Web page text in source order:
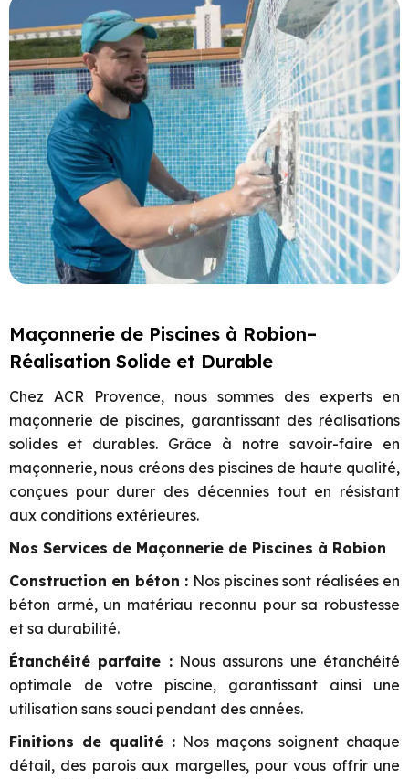
Maçonnerie de Piscines à Robion–
Réalisation Solide et Durable
Chez ACR Provence, nous sommes des experts en
maçonnerie de piscines, garantissant des réalisations
solides et durables. Grâce à notre savoir-faire en
maçonnerie, nous créons des piscines de haute qualité,
conçues pour durer des décennies tout en résistant
aux conditions extérieures.
Nos Services de Maçonnerie de Piscines à Robion
Construction en béton : Nos piscines sont réalisées en
béton armé, un matériau reconnu pour sa robustesse
et sa durabilité.
Étanchéité parfaite :Nous assurons une étanchéité
optimale de votre piscine, garantissant ainsi une
utilisation sans souci pendant des années.
Finitions de qualité :Nos maçons soignent chaque
détail, des parois aux margelles, pour vous offrir une